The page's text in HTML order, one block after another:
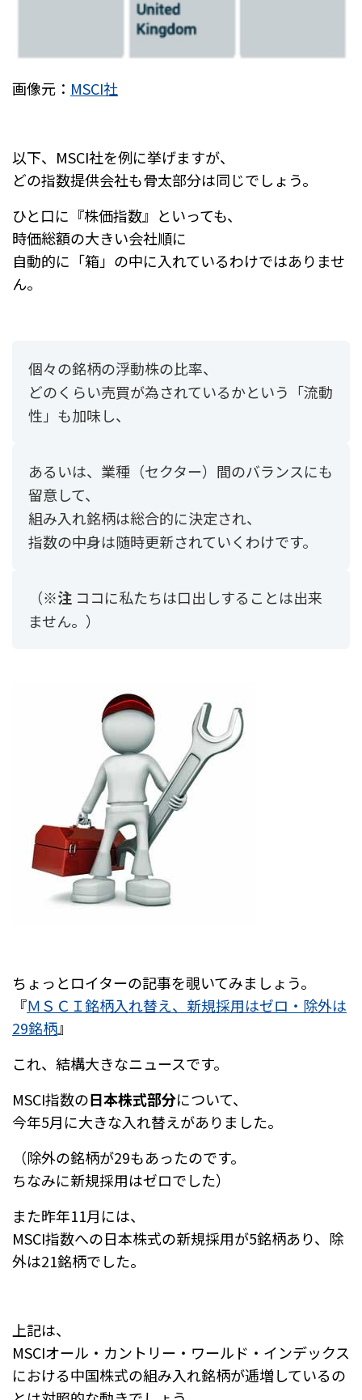
画像元： MSCI社
以下、MSCI社を例に挙げますが、
どの指数提供会社も骨太部分は同じでしょう。
ひと口に『株価指数』といっても、
時価総額の大きい会社順に
自動的に「箱」の中に入れているわけではありませ
ん。
個々の銘柄の浮動株の比率、
どのくらい売買が為されているかという「流動
性」も加味し、
あるいは、業種（セクター）間のバランスにも
留意して、
組み入れ銘柄は総合的に決定され、
指数の中身は随時更新されていくわけです。
（※注 ココに私たちは口出しすることは出来
ません。）
ちょっとロイターの記事を覗いてみましょう。
『ＭＳＣＩ銘柄入れ替え、新規採用はゼロ・除外は
29銘柄』
これ、結構大きなニュースです。
MSCI指数の日本株式部分について、
今年5月に大きな入れ替えがありました。
（除外の銘柄が29もあったのです。
ちなみに新規採用はゼロでした）
また昨年11月には、
MSCI指数への日本株式の新規採用が5銘柄あり、除
外は21銘柄でした。
上記は、
MSCIオール・カントリー・ワールド・インデックス
における中国株式の組み入れ銘柄が逓増しているの